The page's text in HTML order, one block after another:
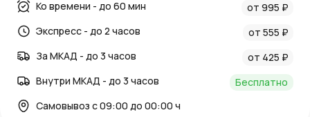
Ко времени - до 60 мин
от 995 ₽
Экспресс - до 2 часов
от 555 ₽
За МКАД - до 3 часов
от 425 ₽
Внутри МКАД - до 3 часов
Бесплатно
Самовывоз с 09:00 до 00:00 ч